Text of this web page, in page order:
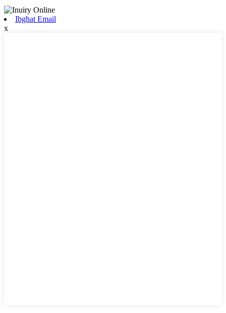
Ibgħat Email
x